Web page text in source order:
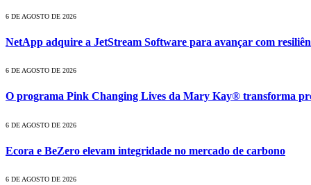
6 DE AGOSTO DE 2026
NetApp adquire a JetStream Software para avançar com
6 DE AGOSTO DE 2026
O programa Pink Changing Lives da Mary Kay® transforma
6 DE AGOSTO DE 2026
Ecora e BeZero elevam integridade no mercado de carbono
6 DE AGOSTO DE 2026